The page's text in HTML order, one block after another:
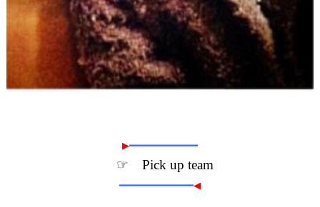
▶━━━━━━━━━━━━
☞ Pick up team
━━━━━━━━━━━━━◀